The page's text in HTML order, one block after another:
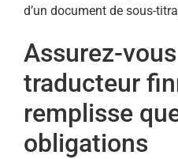
d’un document de sous-
Assurez-
traducteur
remplisse
obligations